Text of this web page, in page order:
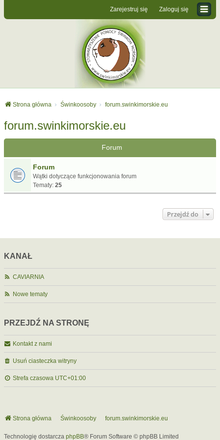
Zaloguj się
Zarejestruj się
Strona główna Świnkoosoby forum.swinkimorskie.eu
forum.swinkimorskie.eu
Forum
Forum
Wątki dotyczące funkcjonowania forum
Tematy: 25
Przejdź do
KANAŁ
CAVIARNIA
Nowe tematy
PRZEJDŹ NA STRONĘ
Kontakt z nami
Usuń ciasteczka witryny
Strefa czasowa UTC+01:00
Strona główna Świnkoosoby forum.swinkimorskie.eu
Technologię dostarcza phpBB® Forum Software © phpBB Limited